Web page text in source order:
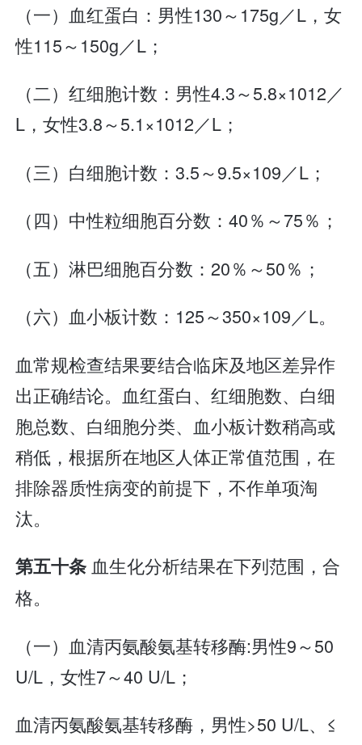
（一）血红蛋白：男性130～175g／L，女
性115～150g／L；
（二）红细胞计数：男性4.3～5.8×1012／
L，女性3.8～5.1×1012／L；
（三）白细胞计数：3.5～9.5×109／L；
（四）中性粒细胞百分数：40％～75％；
（五）淋巴细胞百分数：20％～50％；
（六）血小板计数：125～350×109／L。
血常规检查结果要结合临床及地区差异作
出正确结论。血红蛋白、红细胞数、白细
胞总数、白细胞分类、血小板计数稍高或
稍低，根据所在地区人体正常值范围，在
排除器质性病变的前提下，不作单项淘
汰。
第五十条血生化分析结果在下列范围，合
格。
（一）血清丙氨酸氨基转移酶:男性9～50
U/L，女性7～40 U/L；
血清丙氨酸氨基转移酶，男性>50 U/L、≤